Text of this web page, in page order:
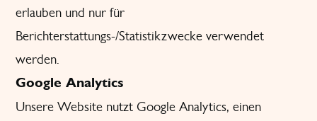
erlauben und nur für
Berichterstattungs-/Statistikzwecke verwendet
werden.
Google Analytics
Unsere Website nutzt Google Analytics, einen